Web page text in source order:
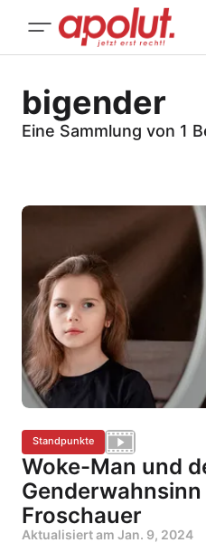
bigender
Eine Sammlung von 1
Standpunkte
Woke-Man und
Froschauer
Aktualisiert am Jan. 9, 2024